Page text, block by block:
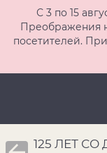
С 3 по 15
Преображения
посетителей.
125 ЛЕТ